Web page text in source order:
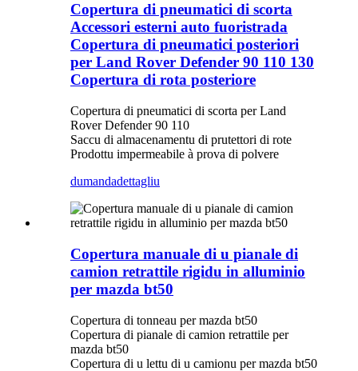
Copertura di pneumatici di scorta
Accessori esterni auto fuoristrada
Copertura di pneumatici posteriori
per Land Rover Defender 90 110 130
Copertura di rota posteriore
Copertura di pneumatici di scorta per Land
Rover Defender 90 110
Saccu di almacenamentu di prutettori di rote
Prodottu impermeabile à prova di polvere
dumandadettagliu
Copertura manuale di u pianale di
camion retrattile rigidu in alluminio
per mazda bt50
Copertura di tonneau per mazda bt50
Copertura di pianale di camion retrattile per
mazda bt50
Copertura di u lettu di u camionu per mazda bt50